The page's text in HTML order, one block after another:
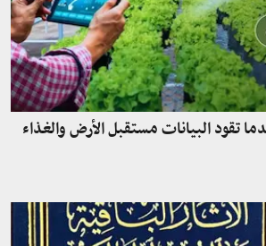
تقود البيانات مستقبل الأرض والغذاء